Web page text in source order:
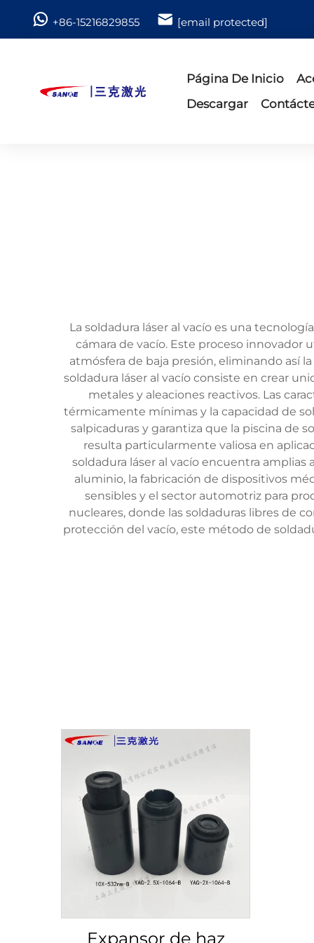
+86-15216829855 [email protected]
Página De Inicio
Descargar
La soldadura láser al vacío es una
cámara de vacío. Este proceso innovador
atmósfera de baja presión, eliminando así
soldadura láser al vacío consiste en crear
metales y aleaciones reactivos. Las
térmicamente mínimas y la capacidad de
salpicaduras y garantiza que la piscina de
resulta particularmente valiosa en
soldadura láser al vacío encuentra
aluminio, la fabricación de dispositivos
sensibles y el sector automotriz para
nucleares, donde las soldaduras libres de
protección del vacío, este método de
Expansor de haz